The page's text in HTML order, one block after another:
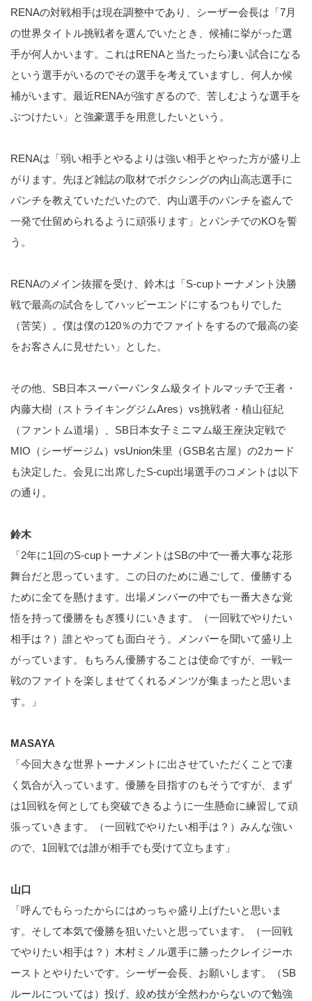
RENAの対戦相手は現在調整中であり、シーザー会長は「7月
の世界タイトル挑戦者を選んでいたとき、候補に挙がった選
手が何人かいます。これはRENAと当たったら凄い試合になる
という選手がいるのでその選手を考えていますし、何人か候
補がいます。最近RENAが強すぎるので、苦しむような選手を
ぶつけたい」と強豪選手を用意したいという。
RENAは「弱い相手とやるよりは強い相手とやった方が盛り上
がります。先ほど雑誌の取材でボクシングの内山高志選手に
パンチを教えていただいたので、内山選手のパンチを盗んで
一発で仕留められるように頑張ります」とパンチでのKOを誓
う。
RENAのメイン抜擢を受け、鈴木は「S-cupトーナメント決勝
戦で最高の試合をしてハッピーエンドにするつもりでした
（苦笑）。僕は僕の120％の力でファイトをするので最高の姿
をお客さんに見せたい」とした。
その他、SB日本スーパーバンタム級タイトルマッチで王者・
内藤大樹（ストライキングジムAres）vs挑戦者・植山征紀
（ファントム道場）、SB日本女子ミニマム級王座決定戦で
MIO（シーザージム）vsUnion朱里（GSB名古屋）の2カード
も決定した。会見に出席したS-cup出場選手のコメントは以下
の通り。
鈴木
「2年に1回のS-cupトーナメントはSBの中で一番大事な花形
舞台だと思っています。この日のために過ごして、優勝する
ために全てを懸けます。出場メンバーの中でも一番大きな覚
悟を持って優勝をもぎ獲りにいきます。（一回戦でやりたい
相手は？）誰とやっても面白そう。メンバーを聞いて盛り上
がっています。もちろん優勝することは使命ですが、一戦一
戦のファイトを楽しませてくれるメンツが集まったと思いま
す。」
MASAYA
「今回大きな世界トーナメントに出させていただくことで凄
く気合が入っています。優勝を目指すのもそうですが、まず
は1回戦を何としても突破できるように一生懸命に練習して頑
張っていきます。（一回戦でやりたい相手は？）みんな強い
ので、1回戦では誰が相手でも受けて立ちます」
山口
「呼んでもらったからにはめっちゃ盛り上げたいと思いま
す。そして本気で優勝を狙いたいと思っています。（一回戦
でやりたい相手は？）木村ミノル選手に勝ったクレイジーホ
ーストとやりたいです。シーザー会長、お願いします。（SB
ルールについては）投げ、絞め技が全然わからないので勉強